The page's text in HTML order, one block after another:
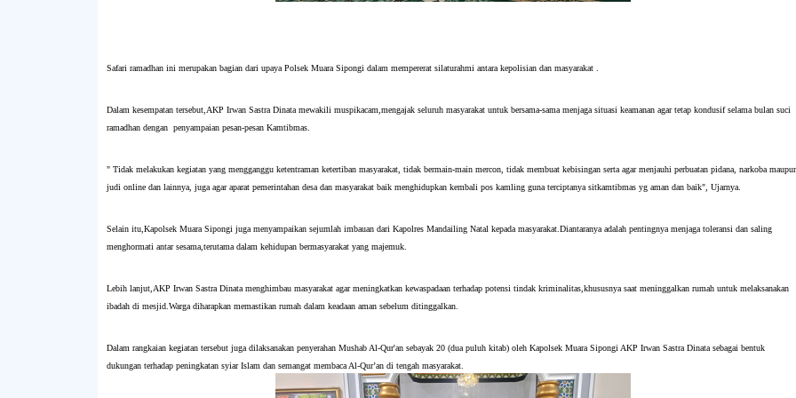
Safari ramadhan ini merupakan bagian dari upaya Polsek Muara Sipongi dalam mempererat silaturahmi antara kepolisian dan masyarakat .
Dalam kesempatan tersebut,AKP Irwan Sastra Dinata mewakili muspikacam,mengajak seluruh masyarakat untuk bersama-sama menjaga situasi keamanan agar tetap kondusif selama bulan suci
ramadhan dengan penyampaian pesan-pesan Kamtibmas.
" Tidak melakukan kegiatan yang mengganggu ketentraman ketertiban masyarakat, tidak bermain-main mercon, tidak membuat kebisingan serta agar menjauhi perbuatan pidana, narkoba
judi online dan lainnya, juga agar aparat pemerintahan desa dan masyarakat baik menghidupkan kembali pos kamling guna terciptanya sitkamtibmas yg aman dan baik", Ujarnya.
Selain itu,Kapolsek Muara Sipongi juga menyampaikan sejumlah imbauan dari Kapolres Mandailing Natal kepada masyarakat.Diantaranya adalah pentingnya menjaga toleransi dan saling
menghormati antar sesama,terutama dalam kehidupan bermasyarakat yang majemuk.
Lebih lanjut,AKP Irwan Sastra Dinata menghimbau masyarakat agar meningkatkan kewaspadaan terhadap potensi tindak kriminalitas,khususnya saat meninggalkan rumah untuk melaksanakan
ibadah di mesjid.Warga diharapkan memastikan rumah dalam keadaan aman sebelum ditinggalkan.
Dalam rangkaian kegiatan tersebut juga dilaksanakan penyerahan Mushab Al-Qur'an sebayak 20 (dua puluh kitab) oleh Kapolsek Muara Sipongi AKP Irwan Sastra Dinata sebagai bentuk
dukungan terhadap peningkatan syiar Islam dan semangat membaca Al-Qur’an di tengah masyarakat.